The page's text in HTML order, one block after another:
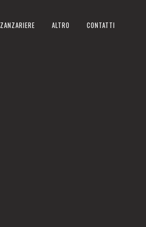
ZANZARIERE ALTRO CONTATTI